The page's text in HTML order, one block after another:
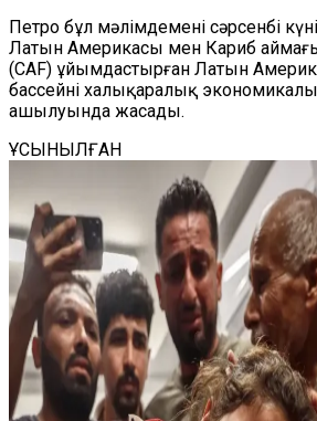
Петро бұл мәлімдемені сәрсенбі
Латын Америкасы мен Кариб
(CAF) ұйымдастырған Латын
бассейні халықаралық
ашылуында жасады.
ҰСЫНЫЛҒАН